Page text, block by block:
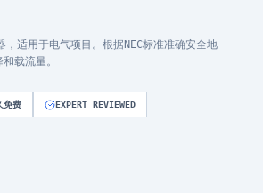
，适用于电气项目。根据NEC标准准确安全地
载流量。
免费 EXPERT REVIEWED